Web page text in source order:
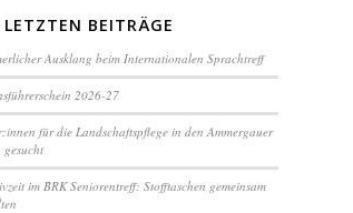
LETZTEN BEITRÄGE
Ausklang beim Internationalen Sprachtreff
2026-27
für die Landschaftspflege in den Ammergauer
gesucht
im BRK Seniorentreff: Stofftaschen gemeinsam